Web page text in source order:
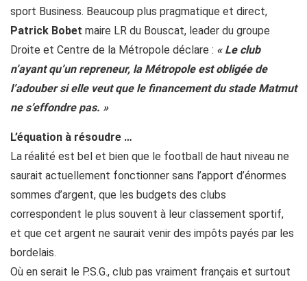
sport Business. Beaucoup plus pragmatique et direct,
Patrick Bobet maire LR du Bouscat, leader du groupe
Droite et Centre de la Métropole déclare : « Le club
n’ayant qu’un repreneur, la Métropole est obligée de
l’adouber si elle veut que le financement du stade Matmut
ne s’effondre pas. »
L’équation à résoudre …
La réalité est bel et bien que le football de haut niveau ne
saurait actuellement fonctionner sans l’apport d’énormes
sommes d’argent, que les budgets des clubs
correspondent le plus souvent à leur classement sportif,
et que cet argent ne saurait venir des impôts payés par les
bordelais.
Où en serait le P.S.G., club pas vraiment français et surtout